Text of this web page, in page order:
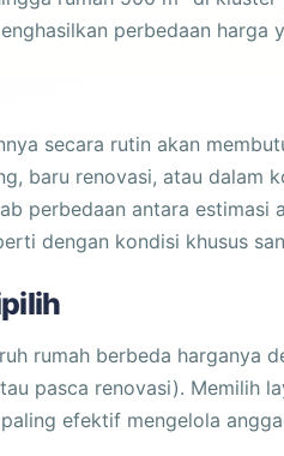
perbedaan harga
secara rutin akan
baru renovasi, atau dalam
perbedaan antara
dengan kondisi khusus
rumah berbeda harganya
pasca renovasi). Memilih
efektif mengelola